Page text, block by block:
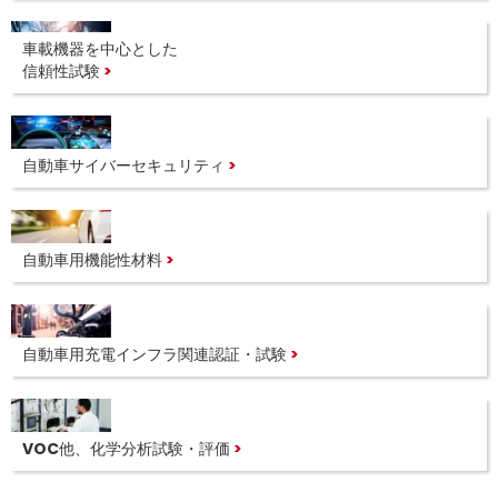
車載機器を中心とした
信頼性試験
自動車サイバーセキュリティ
自動車用機能性材料
自動車用充電インフラ関連認証・試験
VOC他、化学分析試験・評価